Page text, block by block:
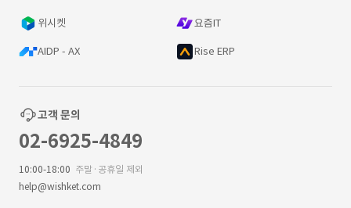
위시켓 요즘IT
AIDP - AX Rise ERP
고객 문의
02-6925-4849
10:00-18:00 주말·공휴일 제외
help@wishket.com